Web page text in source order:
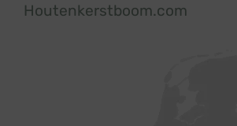
Houtenkerstboom.com